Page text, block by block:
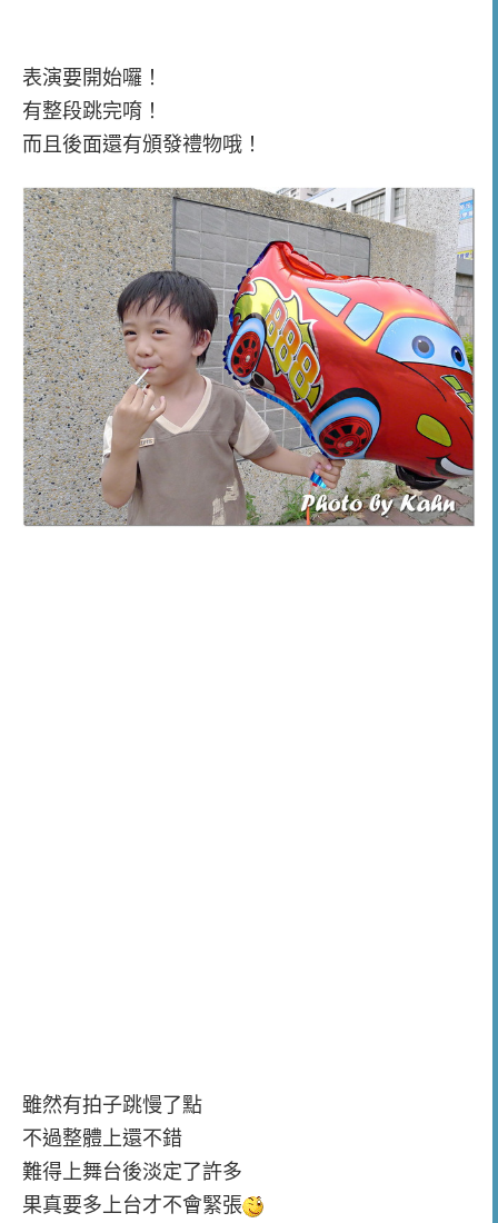
表演要開始囉！
有整段跳完唷！
而且後面還有頒發禮物哦！
雖然有拍子跳慢了點
不過整體上還不錯
難得上舞台後淡定了許多
果真要多上台才不會緊張